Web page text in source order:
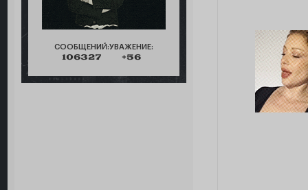
СООБЩЕНИЙ:
106327
УВАЖЕНИЕ:
+56